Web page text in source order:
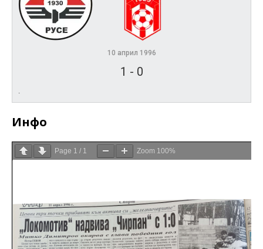
10 април 1996
1 - 0
.
Инфо
Page 1 / 1 Zoom 100%